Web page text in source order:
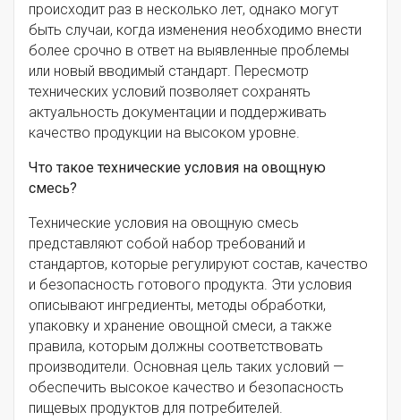
происходит раз в несколько лет, однако могут
быть случаи, когда изменения необходимо внести
более срочно в ответ на выявленные проблемы
или новый вводимый стандарт. Пересмотр
технических условий позволяет сохранять
актуальность документации и поддерживать
качество продукции на высоком уровне.
Что такое технические условия на овощную
смесь?
Технические условия на овощную смесь
представляют собой набор требований и
стандартов, которые регулируют состав, качество
и безопасность готового продукта. Эти условия
описывают ингредиенты, методы обработки,
упаковку и хранение овощной смеси, а также
правила, которым должны соответствовать
производители. Основная цель таких условий —
обеспечить высокое качество и безопасность
пищевых продуктов для потребителей.